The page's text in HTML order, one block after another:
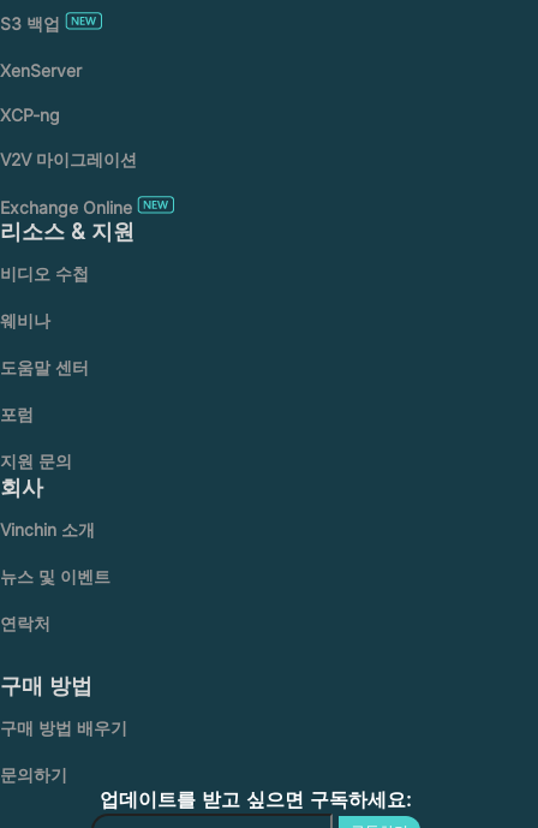
S3 백업
XenServer
XCP-ng
V2V 마이그레이션
Exchange Online
리소스 & 지원
비디오 수첩
웨비나
도움말 센터
포럼
지원 문의
회사
Vinchin 소개
뉴스 및 이벤트
연락처
구매 방법
구매 방법 배우기
문의하기
업데이트를 받고 싶으면 구독하세요: